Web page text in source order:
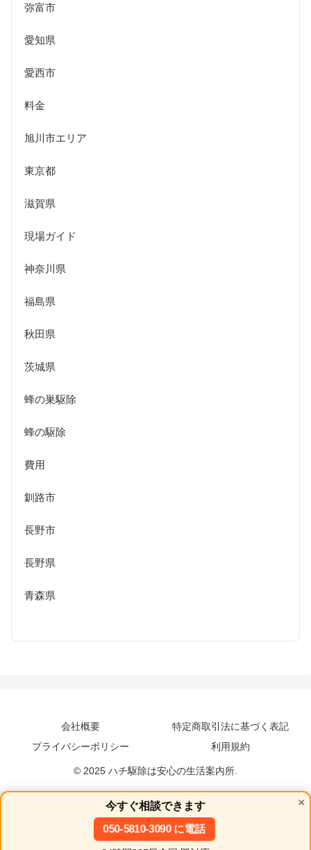
×
今すぐ相談できます
050-5810-3090 に電話
弥富市
愛知県
愛西市
料金
旭川市エリア
東京都
滋賀県
現場ガイド
神奈川県
福島県
秋田県
茨城県
蜂の巣駆除
蜂の駆除
費用
釧路市
長野市
長野県
青森県
会社概要
特定商取引法に基づく表記
プライバシーポリシー
利用規約
© 2025 ハチ駆除は安心の生活案内所.